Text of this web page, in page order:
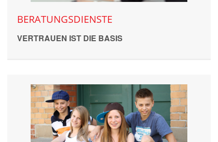
BERATUNGSDIENSTE
VERTRAUEN IST DIE BASIS